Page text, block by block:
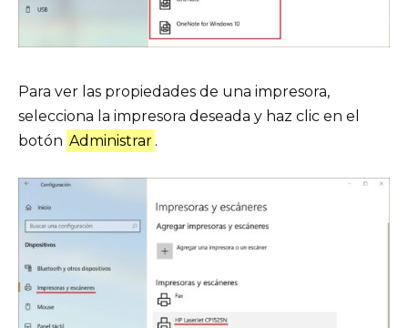
Para ver las propiedades de una impresora,
selecciona la impresora deseada y haz clic en el
botón Administrar .